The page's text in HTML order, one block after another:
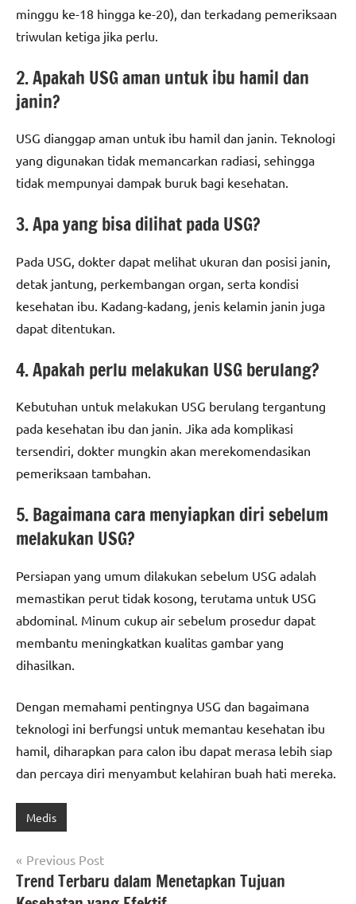
minggu ke-18 hingga ke-20), dan terkadang pemeriksaan
triwulan ketiga jika perlu.
2. Apakah USG aman untuk ibu hamil dan
janin?
USG dianggap aman untuk ibu hamil dan janin. Teknologi
yang digunakan tidak memancarkan radiasi, sehingga
tidak mempunyai dampak buruk bagi kesehatan.
3. Apa yang bisa dilihat pada USG?
Pada USG, dokter dapat melihat ukuran dan posisi janin,
detak jantung, perkembangan organ, serta kondisi
kesehatan ibu. Kadang-kadang, jenis kelamin janin juga
dapat ditentukan.
4. Apakah perlu melakukan USG berulang?
Kebutuhan untuk melakukan USG berulang tergantung
pada kesehatan ibu dan janin. Jika ada komplikasi
tersendiri, dokter mungkin akan merekomendasikan
pemeriksaan tambahan.
5. Bagaimana cara menyiapkan diri sebelum
melakukan USG?
Persiapan yang umum dilakukan sebelum USG adalah
memastikan perut tidak kosong, terutama untuk USG
abdominal. Minum cukup air sebelum prosedur dapat
membantu meningkatkan kualitas gambar yang
dihasilkan.
Dengan memahami pentingnya USG dan bagaimana
teknologi ini berfungsi untuk memantau kesehatan ibu
hamil, diharapkan para calon ibu dapat merasa lebih siap
dan percaya diri menyambut kelahiran buah hati mereka.
Medis
Post
navigation
Previous Post
Trend Terbaru dalam Menetapkan Tujuan